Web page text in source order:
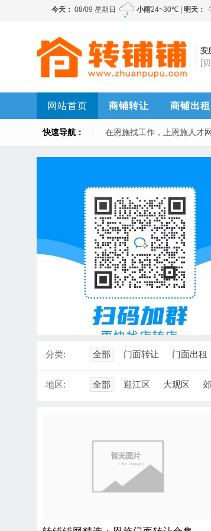
安
[
网站首页 商铺转让 商铺出租
快速导航： 在恩施找工作，上恩施人才网
分类: 全部 门面转让 门面出租
地区: 全部 迎江区 大观区